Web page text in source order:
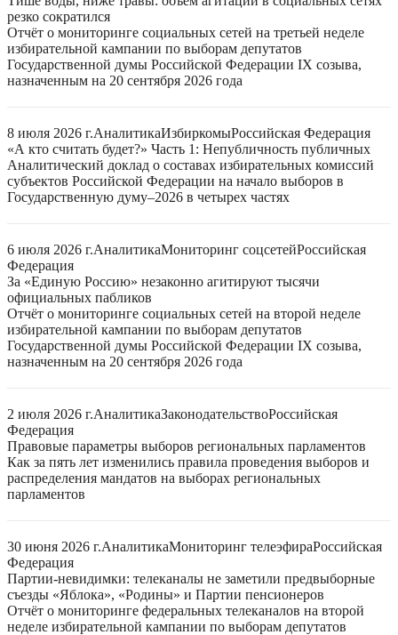
резко сократился
Отчёт о мониторинге социальных сетей на третьей неделе
избирательной кампании по выборам депутатов
Государственной думы Российской Федерации IX созыва,
назначенным на 20 сентября 2026 года
8 июля 2026 г.АналитикаИзбиркомыРоссийская Федерация
«А кто считать будет?» Часть 1: Непубличность публичных
Аналитический доклад о составах избирательных комиссий
субъектов Российской Федерации на начало выборов в
Государственную думу–2026 в четырех частях
6 июля 2026 г.АналитикаМониторинг соцсетейРоссийская
Федерация
За «Единую Россию» незаконно агитируют тысячи
официальных пабликов
Отчёт о мониторинге социальных сетей на второй неделе
избирательной кампании по выборам депутатов
Государственной думы Российской Федерации IX созыва,
назначенным на 20 сентября 2026 года
2 июля 2026 г.АналитикаЗаконодательствоРоссийская
Федерация
Правовые параметры выборов региональных парламентов
Как за пять лет изменились правила проведения выборов и
распределения мандатов на выборах региональных
парламентов
30 июня 2026 г.АналитикаМониторинг телеэфираРоссийская
Федерация
Партии-невидимки: телеканалы не заметили предвыборные
съезды «Яблока», «Родины» и Партии пенсионеров
Отчёт о мониторинге федеральных телеканалов на второй
неделе избирательной кампании по выборам депутатов